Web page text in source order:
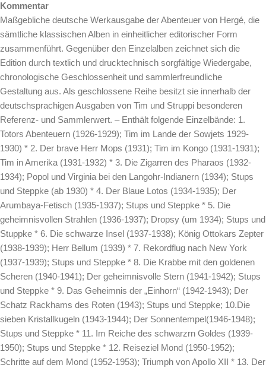
Kommentar
Maßgebliche deutsche Werkausgabe der Abenteuer von Hergé, die
sämtliche klassischen Alben in einheitlicher editorischer Form
zusammenführt. Gegenüber den Einzelalben zeichnet sich die
Edition durch textlich und drucktechnisch sorgfältige Wiedergabe,
chronologische Geschlossenheit und sammlerfreundliche
Gestaltung aus. Als geschlossene Reihe besitzt sie innerhalb der
deutschsprachigen Ausgaben von Tim und Struppi besonderen
Referenz- und Sammlerwert. – Enthält folgende Einzelbände: 1.
Totors Abenteuern (1926-1929); Tim im Lande der Sowjets 1929-
1930) * 2. Der brave Herr Mops (1931); Tim im Kongo (1931-1931);
Tim in Amerika (1931-1932) * 3. Die Zigarren des Pharaos (1932-
1934); Popol und Virginia bei den Langohr-Indianern (1934); Stups
und Steppke (ab 1930) * 4. Der Blaue Lotos (1934-1935); Der
Arumbaya-Fetisch (1935-1937); Stups und Steppke * 5. Die
geheimnisvollen Strahlen (1936-1937); Dropsy (um 1934); Stups und
Stuppke * 6. Die schwarze Insel (1937-1938); König Ottokars Zepter
(1938-1939); Herr Bellum (1939) * 7. Rekordflug nach New York
(1937-1939); Stups und Steppke * 8. Die Krabbe mit den goldenen
Scheren (1940-1941); Der geheimnisvolle Stern (1941-1942); Stups
und Steppke * 9. Das Geheimnis der „Einhorn“ (1942-1943); Der
Schatz Rackhams des Roten (1943); Stups und Steppke; 10.Die
sieben Kristallkugeln (1943-1944); Der Sonnentempel(1946-1948);
Stups und Steppke * 11. Im Reiche des schwarzrn Goldes (1939-
1950); Stups und Steppke * 12. Reiseziel Mond (1950-1952);
Schritte auf dem Mond (1952-1953); Triumph von Apollo XII * 13. Der